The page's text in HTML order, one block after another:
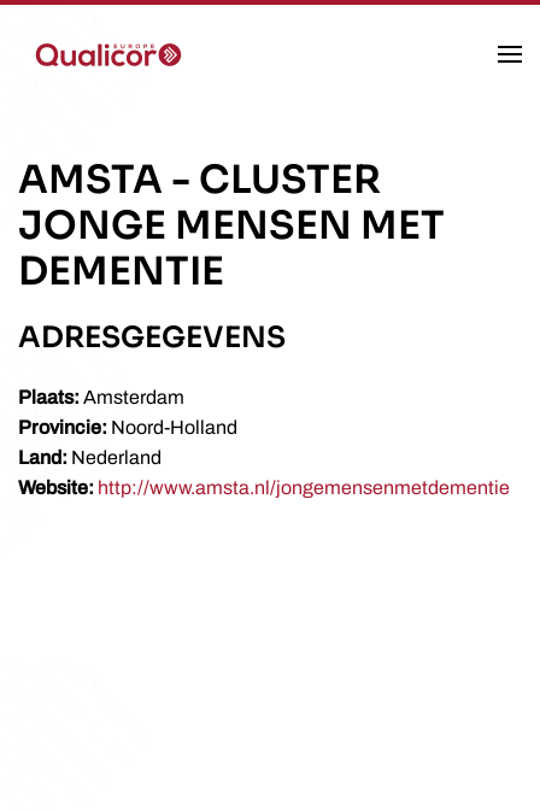
Skip to main content
AMSTA - CLUSTER
JONGE MENSEN MET
DEMENTIE
ADRESGEGEVENS
Plaats: Amsterdam
Provincie: Noord-Holland
Land: Nederland
Website: http://www.amsta.nl/jongemensenmetdementie